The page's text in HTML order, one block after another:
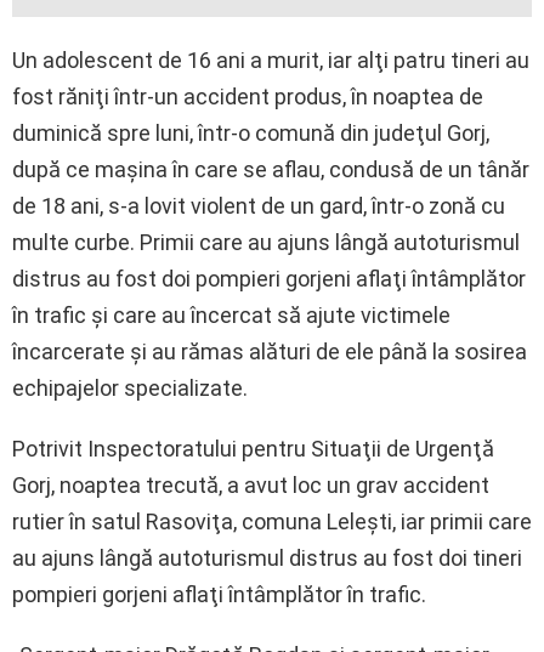
Un adolescent de 16 ani a murit, iar alţi patru tineri au
fost răniţi într-un accident produs, în noaptea de
duminică spre luni, într-o comună din judeţul Gorj,
după ce maşina în care se aflau, condusă de un tânăr
de 18 ani, s-a lovit violent de un gard, într-o zonă cu
multe curbe. Primii care au ajuns lângă autoturismul
distrus au fost doi pompieri gorjeni aflaţi întâmplător
în trafic şi care au încercat să ajute victimele
încarcerate şi au rămas alături de ele până la sosirea
echipajelor specializate.
Potrivit Inspectoratului pentru Situaţii de Urgenţă
Gorj, noaptea trecută, a avut loc un grav accident
rutier în satul Rasoviţa, comuna Leleşti, iar primii care
au ajuns lângă autoturismul distrus au fost doi tineri
pompieri gorjeni aflaţi întâmplător în trafic.